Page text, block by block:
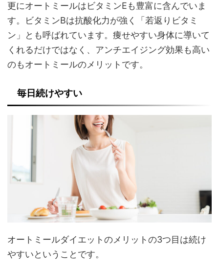
更にオートミールはビタミンEも豊富に含んでいま
す。ビタミンBは抗酸化力が強く「若返りビタミ
ン」とも呼ばれています。痩せやすい身体に導いて
くれるだけではなく、アンチエイジング効果も高い
のもオートミールのメリットです。
毎日続けやすい
オートミールダイエットのメリットの3つ目は続け
やすいということです。